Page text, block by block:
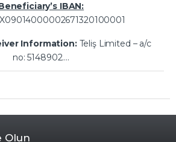
IBAN:
Information:Teliş Limited – a/c
no: 5148902….
Olun